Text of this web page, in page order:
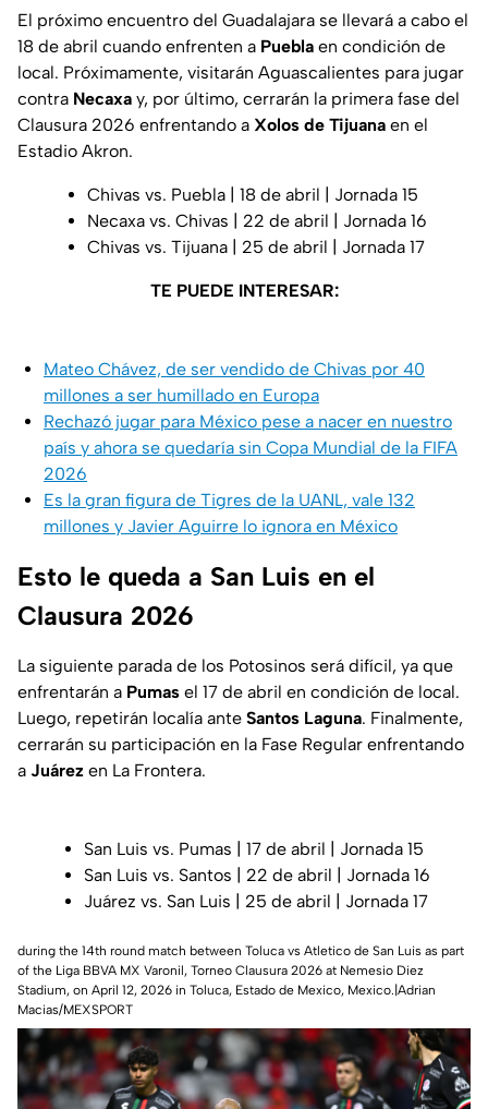
El próximo encuentro del Guadalajara se llevará a cabo el
18 de abril cuando enfrenten a Puebla en condición de
local. Próximamente, visitarán Aguascalientes para jugar
contra Necaxa y, por último, cerrarán la primera fase del
Clausura 2026 enfrentando a Xolos de Tijuana en el
Estadio Akron.
Chivas vs. Puebla | 18 de abril | Jornada 15
Necaxa vs. Chivas | 22 de abril | Jornada 16
Chivas vs. Tijuana | 25 de abril | Jornada 17
TE PUEDE INTERESAR:
Mateo Chávez, de ser vendido de Chivas por 40
millones a ser humillado en Europa
Rechazó jugar para México pese a nacer en nuestro
país y ahora se quedaría sin Copa Mundial de la FIFA
2026
Es la gran figura de Tigres de la UANL, vale 132
millones y Javier Aguirre lo ignora en México
Esto le queda a San Luis en el
Clausura 2026
La siguiente parada de los Potosinos será difícil, ya que
enfrentarán a Pumas el 17 de abril en condición de local.
Luego, repetirán localía ante Santos Laguna. Finalmente,
cerrarán su participación en la Fase Regular enfrentando
a Juárez en La Frontera.
San Luis vs. Pumas | 17 de abril | Jornada 15
San Luis vs. Santos | 22 de abril | Jornada 16
Juárez vs. San Luis | 25 de abril | Jornada 17
during the 14th round match between Toluca vs Atletico de San Luis as part
of the Liga BBVA MX Varonil, Torneo Clausura 2026 at Nemesio Diez
Stadium, on April 12, 2026 in Toluca, Estado de Mexico, Mexico.|Adrian
Macias/MEXSPORT